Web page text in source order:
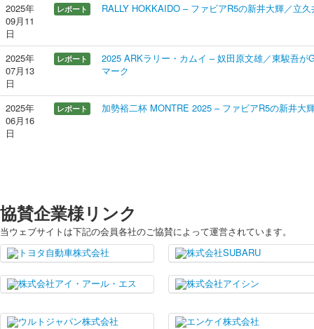
2025年
09月11
日
レポート RALLY HOKKAIDO – ファビアR5の新井大輝／立
2025年
07月13
日
レポート
2025 ARKラリー・カムイ – 奴田原文雄／東駿吾が
マーク
2025年
06月16
日
レポート 加勢裕二杯 MONTRE 2025 – ファビアR5の新井大
協賛企業様リンク
当ウェブサイトは下記の会員各社のご協賛によって運営されています。